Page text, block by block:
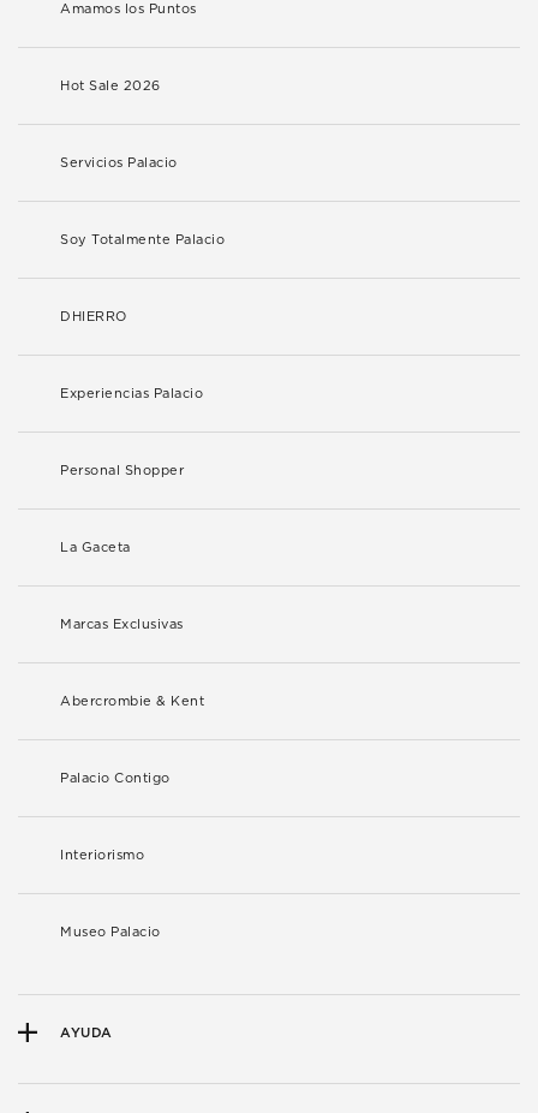
Amamos los Puntos
Hot Sale 2026
Servicios Palacio
Soy Totalmente Palacio
DHIERRO
Experiencias Palacio
Personal Shopper
La Gaceta
Marcas Exclusivas
Abercrombie & Kent
Palacio Contigo
Interiorismo
Museo Palacio
AYUDA